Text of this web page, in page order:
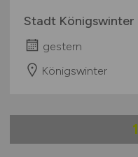
Stadt Königswinter
gestern
Königswinter
1